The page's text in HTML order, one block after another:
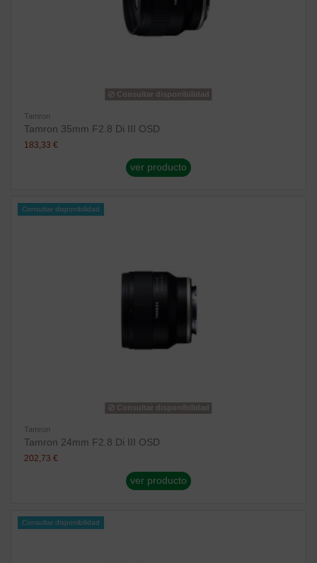
Consultar disponibilidad
Tamron
Tamron 35mm F2.8 Di III OSD
183,33 €
ver producto
Consultar disponibilidad
Consultar disponibilidad
Tamron
Tamron 24mm F2.8 Di III OSD
202,73 €
ver producto
Consultar disponibilidad